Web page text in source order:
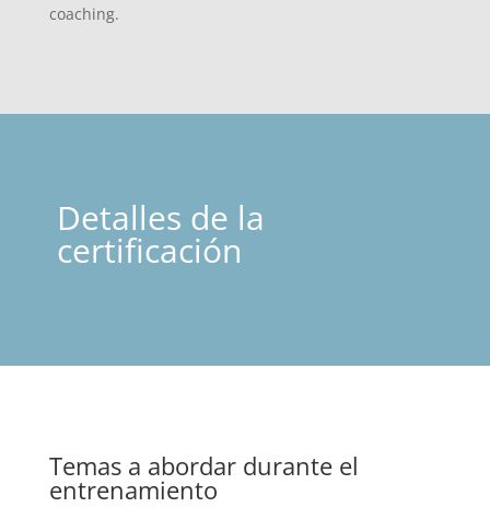
coaching.
Detalles de la
certificación
Temas a abordar durante el
entrenamiento